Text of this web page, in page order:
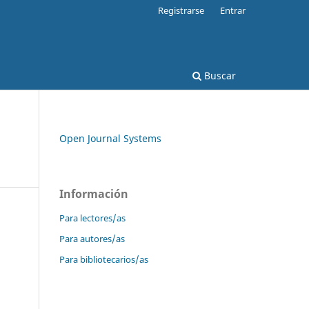
Buscar
Registrarse Entrar
Open Journal Systems
Información
Para lectores/as
Para autores/as
Para bibliotecarios/as